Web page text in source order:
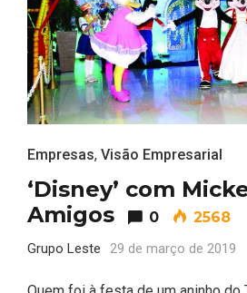
Empresas, Visão Empresarial
‘Disney’ com
Amigos
0 2568
Grupo Leste 29 de março de 2019